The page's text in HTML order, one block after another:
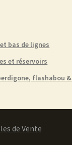
bas de lignes
et réservoirs
flashabou
de Vente